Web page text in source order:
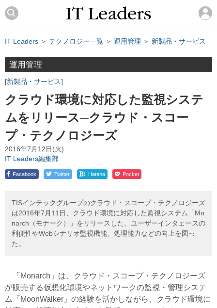
IT Leaders ＞ テクノロジー一覧 ＞ 運用管理 ＞ 新製品・サービス
運用管理
新製品・サービス
クラウド環境に対応した監視システ
ムをリリース─クラウド・スコー
プ・テクノロジーズ
2016年7月12日(火)
IT Leaders編集部
Facebook Twitter ! Hatena Pocket
TISインテックグループのクラウド・スコープ・テクノロジーズ
は2016年7月11日、クラウド環境に対応した監視システム「Mo
narch（モナーク）」をリリースした。ユーザーインタェースの
利便性やWebシナリオ監視機能、処理能力などの向上を図っ
た。
「Monarch」は、クラウド・スコープ・テクノロジーズ
が販売する仮想化環境やネットワークの監視・管理システ
ム「MoonWalker」の経験を活かしながら、クラウド環境に